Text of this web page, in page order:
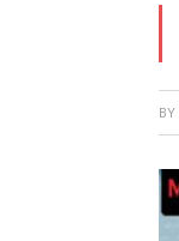
BY